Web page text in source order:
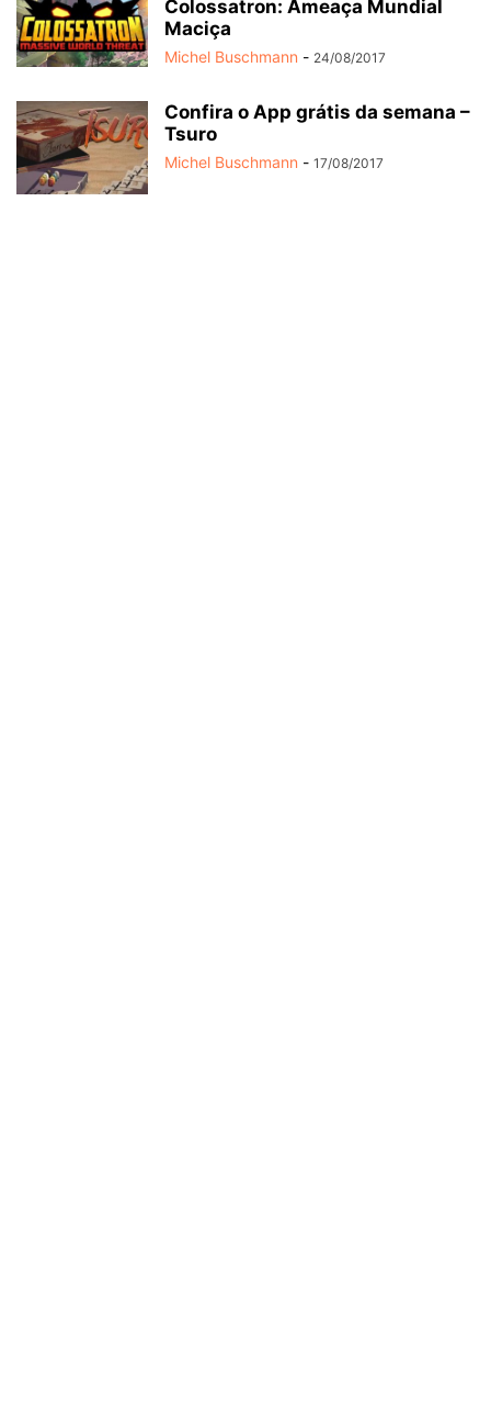
Colossatron: Ameaça Mundial
Maciça
Michel Buschmann - 24/08/2017
Confira o App grátis da semana –
Tsuro
Michel Buschmann - 17/08/2017